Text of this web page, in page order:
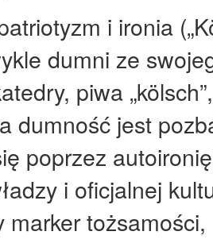
i ironia
dumni ze
piwa
dumność jest
poprzez autoironię
i oficjalnej
marker